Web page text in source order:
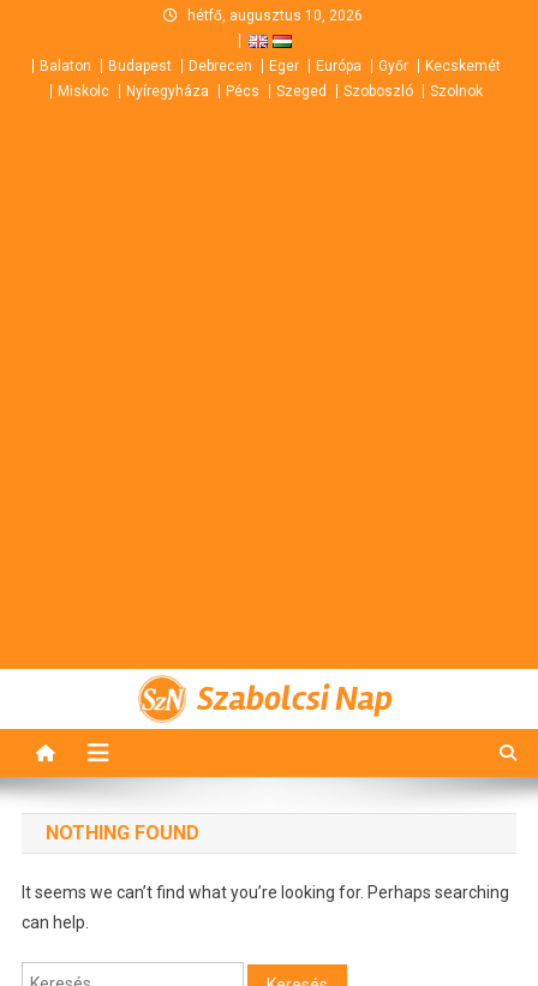
content
hétfő, augusztus 10, 2026
Balaton Budapest Debrecen Eger Európa Győr
Kecskemét
Miskolc
Nyíregyháza Pécs Szeged Szoboszló Szolnok
Szabolcsi Nap
NOTHING FOUND
It seems we can’t find what you’re looking for. Perhaps searching
can help.
Keresés: